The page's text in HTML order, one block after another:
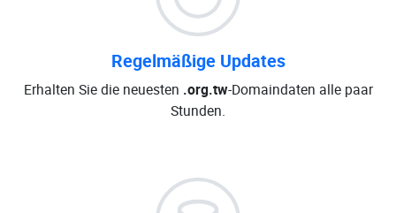
Regelmäßige Updates
Erhalten Sie die neuesten .org.tw-Domaindaten alle paar
Stunden.